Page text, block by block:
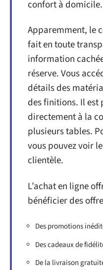
confort à domicile.
Apparemment, le
fait en toute
information
réserve. Vous
détails des
des finitions. Il est
directement à la
plusieurs tables.
vous pouvez voir
clientèle.
L’achat en ligne
bénéficier des
Des promotions
Des cadeaux de
De la livraison